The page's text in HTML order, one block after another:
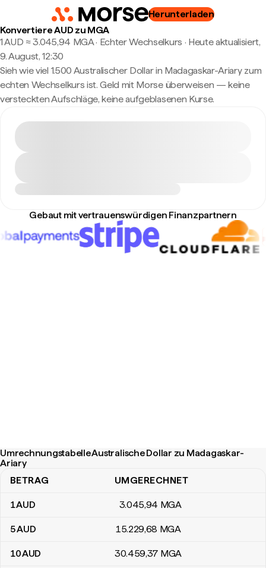
Herunterladen
Konvertiere AUD zu MGA
1 AUD ≈ 3.045,94 MGA · Echter Wechselkurs · Heute aktualisiert,
9. August, 12:30
Sieh wie viel 1.500 Australischer Dollar in Madagaskar-Ariary zum
echten Wechselkurs ist. Geld mit Morse überweisen — keine
versteckten Aufschläge, keine aufgeblasenen Kurse.
Gebaut mit vertrauenswürdigen Finanzpartnern
Umrechnungstabelle Australische Dollar zu Madagaskar-
Ariary
Umrechnungstabelle Australische Dollar zu Madagaskar-Ariary
BETRAG UMGERECHNET
1AUD 3.045,94 MGA
5AUD 15.229,68 MGA
10AUD 30.459,37 MGA